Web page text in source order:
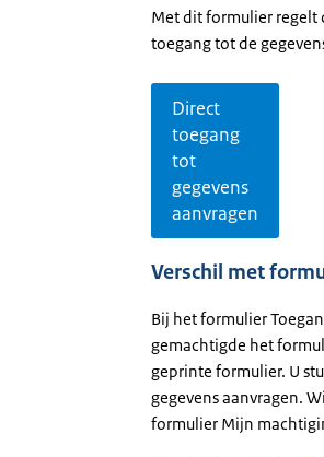
Met dit formulier regelt
toegang tot de
Direct
toegang
tot
gegevens
aanvragen
Verschil met
Bij het formulier
gemachtigde het
geprinte formulier. U
gegevens aanvragen.
formulier Mijn